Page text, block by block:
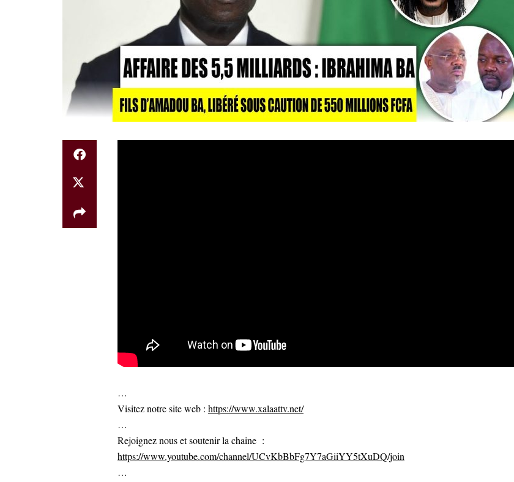
…
Visitez notre site web : https://www.xalaattv.net/
…
Rejoignez nous et soutenir la chaine :
https://www.youtube.com/channel/UCvKbBbFg7Y7aGiiYY5tXuDQ/join
…